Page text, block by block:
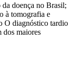
doença no Brasil;
à tomografia e
O diagnóstico tardio
dos maiores